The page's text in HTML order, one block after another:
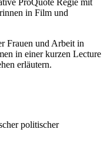
in Film und
Frauen und Arbeit in
in einer kurzen Lecture
erläutern.
politischer